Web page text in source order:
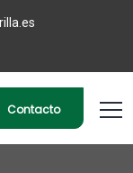
Contacto